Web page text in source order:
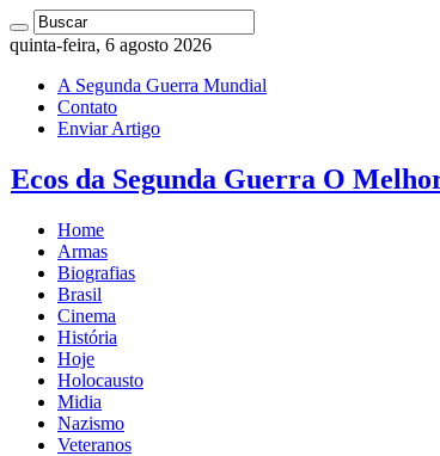
quinta-feira, 6 agosto 2026
A Segunda Guerra Mundial
Contato
Enviar Artigo
Ecos da Segunda Guerra O
Home
Armas
Biografias
Brasil
Cinema
História
Hoje
Holocausto
Midia
Nazismo
Veteranos